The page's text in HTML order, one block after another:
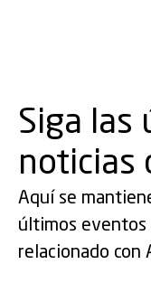
Siga las
noticias
Aquí se
últimos eventos
relacionado con